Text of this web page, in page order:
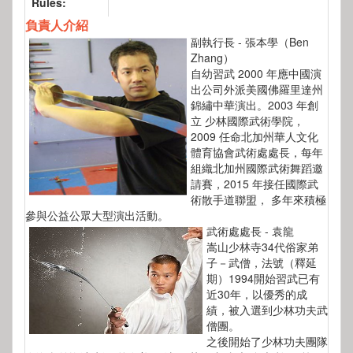
負責人介紹
副執行長 - 張本學（Ben
Zhang）
自幼習武 2000 年應中國演
出公司外派美國佛羅里達州
錦繡中華演出。2003 年創
立 少林國際武術學院，
2009 任命北加州華人文化
體育協會武術處處長，每年
組織北加州國際武術舞蹈邀
請賽，2015 年接任國際武
術散手道聯盟， 多年來積極
參與公益公眾大型演出活動。
武術處處長 - 袁龍
嵩山少林寺34代俗家弟
子－武僧，法號（釋延
期）1994開始習武已有
近30年，以優秀的成
績，被入選到少林功夫武
僧團。
之後開始了少林功夫團隊